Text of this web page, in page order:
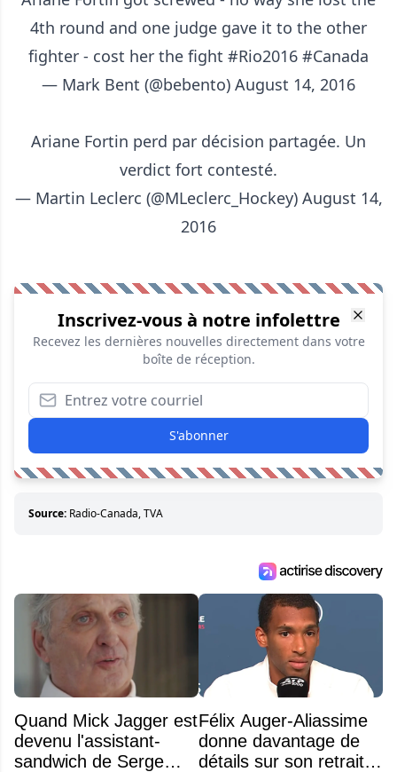
4th round and one judge gave it to the other
fighter - cost her the fight #Rio2016 #Canada
— Mark Bent (@bebento) August 14, 2016
Ariane Fortin perd par décision partagée. Un
verdict fort contesté.
— Martin Leclerc (@MLeclerc_Hockey) August 14,
2016
Inscrivez-vous à notre infolettre
Recevez les dernières nouvelles directement dans votre
boîte de réception.
S'abonner
Source: Radio-Canada, TVA
Quand Mick Jagger est
devenu l'assistant-
sandwich de Serge
Félix Auger-Aliassime
donne davantage de
détails sur son retrait